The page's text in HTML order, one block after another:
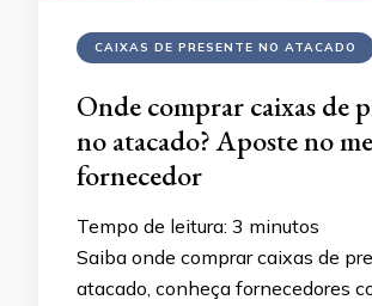
CAIXAS DE PRESENTE NO ATACADO
Onde comprar caixas de
no atacado? Aposte no
fornecedor
Tempo de leitura: 3 minutos
Saiba onde comprar caixas de
atacado, conheça fornecedores